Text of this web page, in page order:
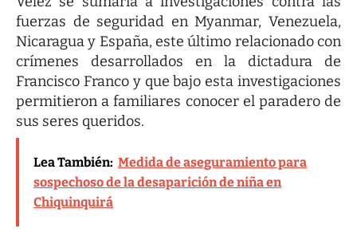
fuerzas de seguridad en Myanmar, Venezuela,
Nicaragua y España, este último relacionado con
crímenes desarrollados en la dictadura de
Francisco Franco y que bajo esta investigaciones
permitieron a familiares conocer el paradero de
sus seres queridos.
Lea También: Medida de aseguramiento para
sospechoso de la desaparición de niña en
Chiquinquirá